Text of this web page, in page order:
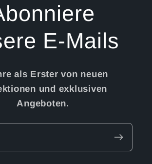
E-Mails
als Erster von neuen
und exklusiven
Angeboten.